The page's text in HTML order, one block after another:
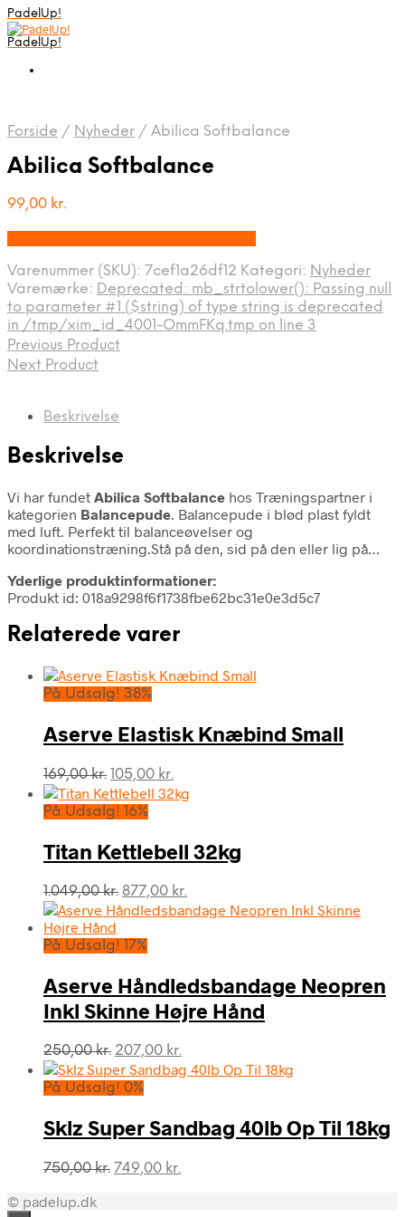
PadelUp!
PadelUp!
Forside / Nyheder / Abilica Softbalance
Abilica Softbalance
99,00 kr.
Varenummer (SKU): 7cef1a26df12 Kategori: Nyheder
Varemærke: Deprecated: mb_strtolower(): Passing null
to parameter #1 ($string) of type string is deprecated
in /tmp/xim_id_4001-OmmFKq.tmp on line 3
Previous Product
Next Product
Beskrivelse
Beskrivelse
Vi har fundet Abilica Softbalance hos Træningspartner i
kategorien Balancepude. Balancepude i blød plast fyldt
med luft. Perfekt til balanceøvelser og
koordinationstræning.Stå på den, sid på den eller lig på…
Yderlige produktinformationer:
Produkt id: 018a9298f6f1738fbe62bc31e0e3d5c7
Relaterede varer
På Udsalg! 38%
Aserve Elastisk Knæbind Small
169,00kr. Den
oprindelige
pris
169,00 kr..
105,00 kr.
aktuelle
105,00 kr..
På Udsalg! 16%
Titan Kettlebell 32kg
1.049,00kr. Den
oprindelige
var:
877,00 kr.
aktuelle
På Udsalg! 17%
Aserve Håndledsbandage Neopren
Inkl Skinne Højre Hånd
250,00kr. Den
oprindelige
pris
250,00 kr..
207,00 kr.
aktuelle
207,00 kr..
På Udsalg! 0%
Sklz Super Sandbag 40lb Op Til 18kg
750,00kr. Den
749,00 kr.
© padelup.dk